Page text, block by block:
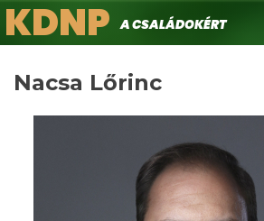
Ugrás
a
Keresés
KDNPA családokért.
Nacsa Lőrinc